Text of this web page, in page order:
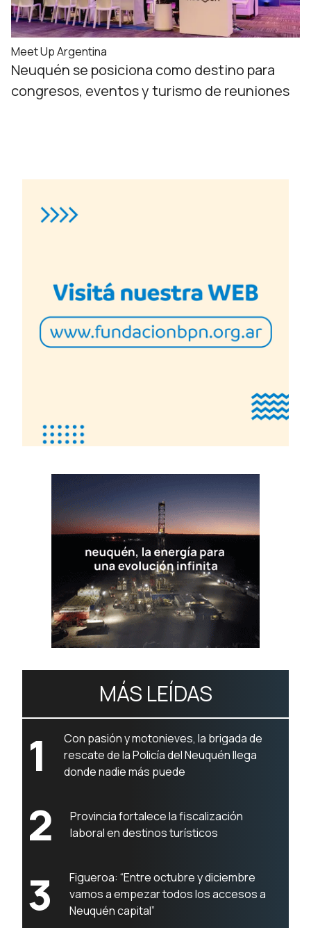
Meet Up Argentina
Neuquén se posiciona como destino para
congresos, eventos y turismo de reuniones
MÁS LEÍDAS
1
Con pasión y motonieves, la brigada de
rescate de la Policía del Neuquén llega
donde nadie más puede
2
Provincia fortalece la fiscalización
laboral en destinos turísticos
3
Figueroa: “Entre octubre y diciembre
vamos a empezar todos los accesos a
Neuquén capital”